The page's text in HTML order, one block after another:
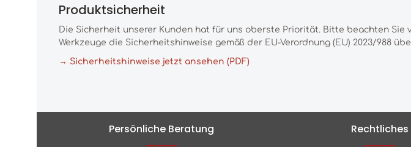
Produktsicherheit
Die Sicherheit unserer Kunden hat für uns oberste Priorität. Bitte beachten
Werkzeuge die Sicherheitshinweise gemäß der EU-Verordnung (EU) 2023/988
→ Sicherheitshinweise jetzt ansehen (PDF)
Persönliche Beratung Rechtliches